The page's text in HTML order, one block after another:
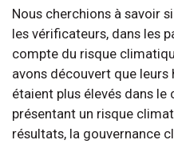
Nous cherchions à savoir
les vérificateurs, dans les
compte du risque
avons découvert que
étaient plus élevés dans le
présentant un risque
résultats, la gouvernance